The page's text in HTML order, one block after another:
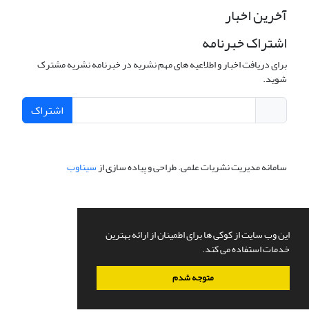
این وب سایت از کوکی ها برای اطمینان از ارائه بهترین
خدمات استفاده می کند.
متوجه شدم
آخرین اخبار
اشتراک خبرنامه
برای دریافت اخبار و اطلاعیه های مهم نشریه در خبرنامه نشریه مشترک
شوید.
اشتراک
سامانه مدیریت نشریات علمی.طراحی و پیاده سازی ازسیناوب